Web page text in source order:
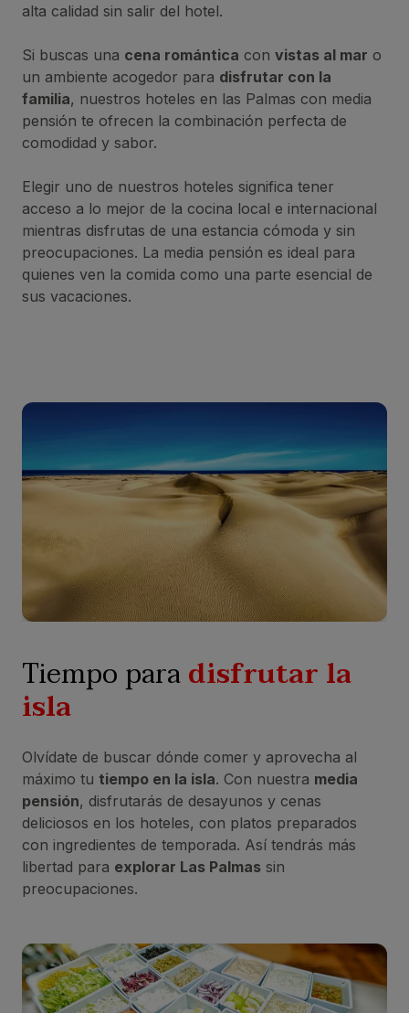
alta calidad sin salir del hotel.
Si buscas una cena romántica con vistas al mar o
un ambiente acogedor para disfrutar con la
familia, nuestros hoteles en las Palmas con media
pensión te ofrecen la combinación perfecta de
comodidad y sabor.
Elegir uno de nuestros hoteles significa tener
acceso a lo mejor de la cocina local e internacional
mientras disfrutas de una estancia cómoda y sin
preocupaciones. La media pensión es ideal para
quienes ven la comida como una parte esencial de
sus vacaciones.
Tiempo paradisfrutar la
isla
Olvídate de buscar dónde comer y aprovecha al
máximo tu tiempo en la isla. Con nuestra media
pensión, disfrutarás de desayunos y cenas
deliciosos en los hoteles, con platos preparados
con ingredientes de temporada. Así tendrás más
libertad para explorar Las Palmas sin
preocupaciones.